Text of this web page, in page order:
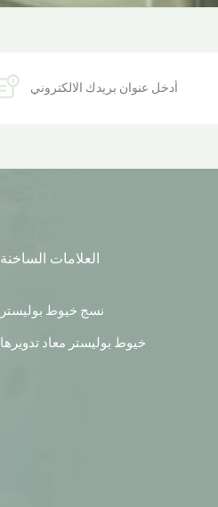
العلامات الساخنة
نسج خيوط بوليستر
خيوط بوليستر معاد تدويرها